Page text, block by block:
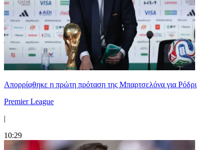
Απορρίφθηκε η πρώτη πρόταση της Μπαρτσελόνα για Ρόδρι
Premier League
|
10:29